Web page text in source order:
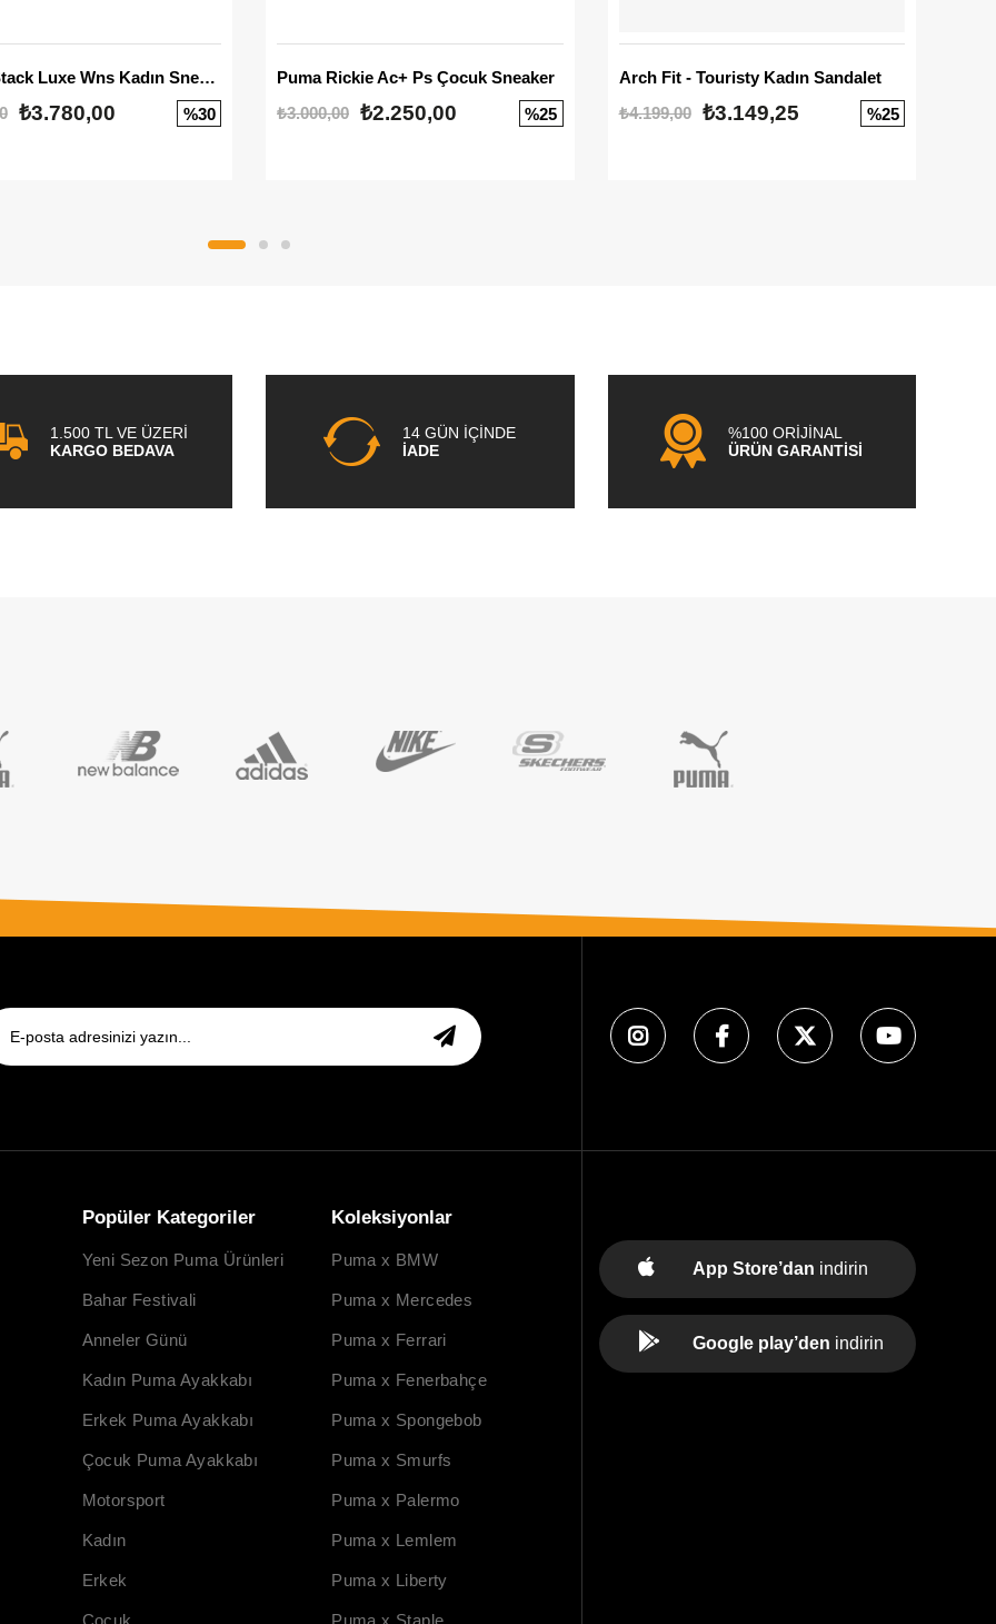
Mayze Stack Luxe Wns Kadın Sneaker
₺3.780,00 %30
Puma Rickie Ac+ Ps Çocuk Sneaker
₺3.000,00 ₺2.250,00 %25
Arch Fit - Touristy Kadın Sandalet
₺4.199,00
₺3.149,25 %25
1.500 TL VE ÜZERİ
KARGO BEDAVA
14 GÜN İÇİNDE
İADE
%100 ORİJİNAL
ÜRÜN GARANTİSİ
Popüler Kategoriler
Yeni Sezon Puma Ürünleri
Bahar Festivali
Anneler Günü
Kadın Puma Ayakkabı
Erkek Puma Ayakkabı
Çocuk Puma Ayakkabı
Motorsport
Kadın
Erkek
Çocuk
Koleksiyonlar
Puma x BMW
Puma x Mercedes
Puma x Ferrari
Puma x Fenerbahçe
Puma x Spongebob
Puma x Smurfs
Puma x Palermo
Puma x Lemlem
Puma x Liberty
Puma x Staple
App Store’dan indirin
Google play’den indirin